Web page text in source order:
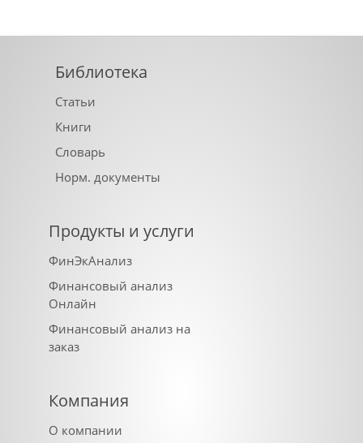
Библиотека
Статьи
Книги
Словарь
Норм. документы
Продукты и услуги
ФинЭкАнализ
Финансовый анализ
Онлайн
Финансовый анализ на
заказ
Компания
О компании